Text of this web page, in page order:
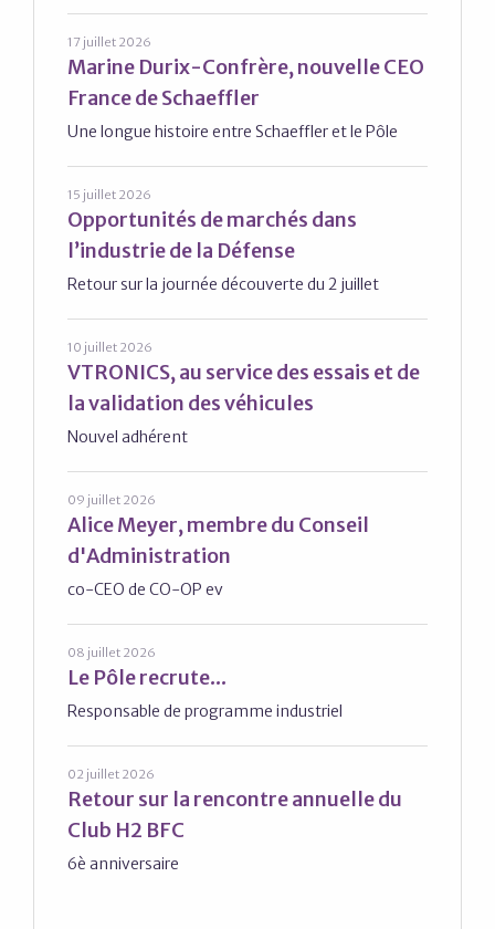
17 juillet 2026
Marine Durix-Confrère, nouvelle CEO
France de Schaeffler
Une longue histoire entre Schaeffler et le Pôle
15 juillet 2026
Opportunités de marchés dans
l’industrie de la Défense
Retour sur la journée découverte du 2 juillet
10 juillet 2026
VTRONICS, au service des essais et de
la validation des véhicules
Nouvel adhérent
09 juillet 2026
Alice Meyer, membre du Conseil
d'Administration
co-CEO de CO-OP ev
08 juillet 2026
Le Pôle recrute...
Responsable de programme industriel
02 juillet 2026
Retour sur la rencontre annuelle du
Club H2 BFC
6è anniversaire